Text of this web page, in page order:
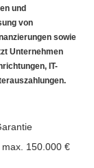
und
von
sowie
Unternehmen
IT-
150.000 €